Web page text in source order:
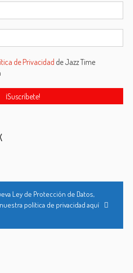
de Privacidad de Jazz Time
Ley de Protección de Datos,
política de privacidad aquí